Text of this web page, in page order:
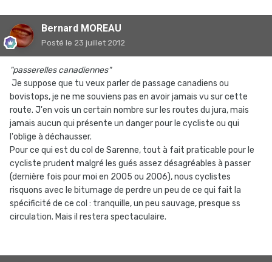
Bernard MOREAU
Posté le 23 juillet 2012
"passerelles canadiennes"
Je suppose que tu veux parler de passage canadiens ou
bovistops, je ne me souviens pas en avoir jamais vu sur cette
route. J'en vois un certain nombre sur les routes du jura, mais
jamais aucun qui présente un danger pour le cycliste ou qui
l'oblige à déchausser.
Pour ce qui est du col de Sarenne, tout à fait praticable pour le
cycliste prudent malgré les gués assez désagréables à passer
(dernière fois pour moi en 2005 ou 2006), nous cyclistes
risquons avec le bitumage de perdre un peu de ce qui fait la
spécificité de ce col : tranquille, un peu sauvage, presque ss
circulation. Mais il restera spectaculaire.